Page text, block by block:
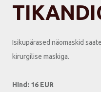
Isikupärased näomaskid
kirurgilise maskiga.
Hind: 16 EUR